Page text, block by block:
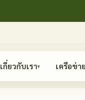
เกี่ยวกับเรา▾ เครือข่าย